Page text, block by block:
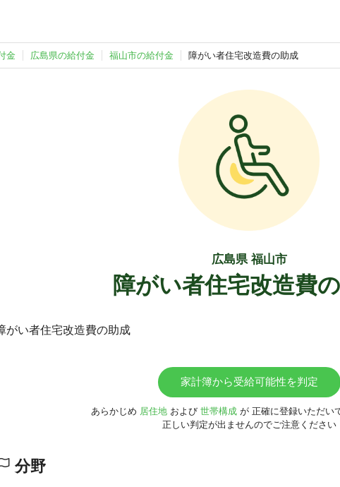
金 広島県の給付金 福山市の給付金 障がい者住宅改造費の助成
広島県 福山市
障がい者住宅改造費
がい者住宅改造費の助成
家計簿から受給可能性を判定
あらかじめ 居住地および 世帯構成が 正確に登録いただい
正しい判定が出ませんのでご注意ください
分野